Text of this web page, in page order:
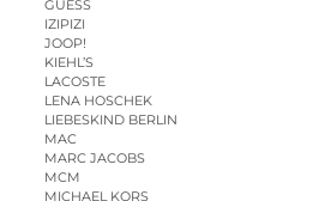
GUESS
IZIPIZI
JOOP!
KIEHL’S
LACOSTE
LENA HOSCHEK
LIEBESKIND BERLIN
MAC
MARC JACOBS
MCM
MICHAEL KORS